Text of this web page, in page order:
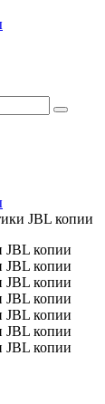
JBL копии